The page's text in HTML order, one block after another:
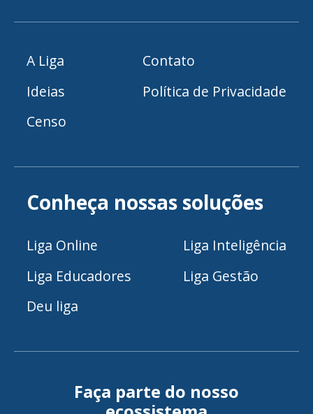
A Liga
Ideias
Censo
Contato
Política de Privacidade
Conheça nossas soluções
Liga Online
Liga Educadores
Deu liga
Liga Inteligência
Liga Gestão
Faça parte do nosso